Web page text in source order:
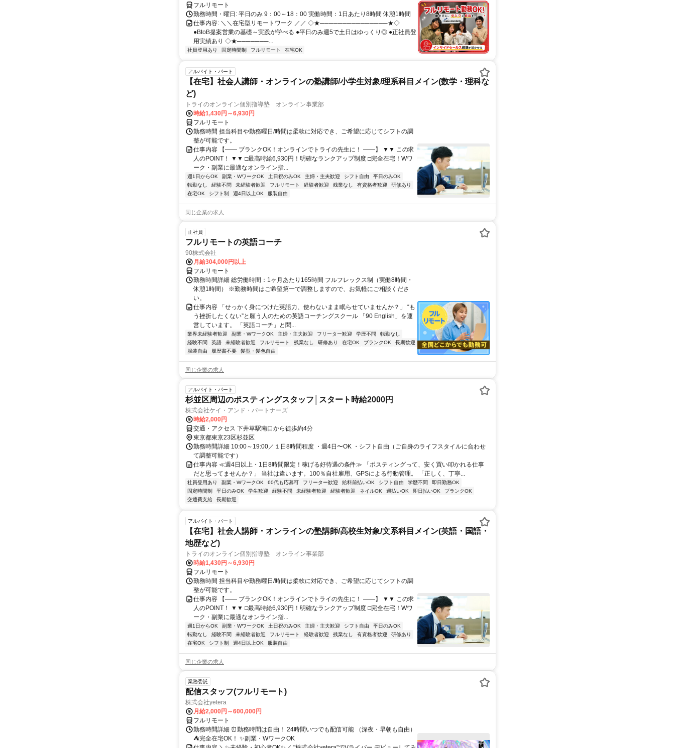
フルリモート
勤務時間・曜日: 平日のみ 9：00～18：00 実働時間：1日あたり8時間 休憩1時間
仕事内容: ＼＼在宅型リモートワーク ／／ ◇★───────────────★◇
●BtoB提案営業の基礎～実践が学べる ●平日のみ週5で土日はゆっくり◎ ●正社員登
用実績あり ◇★───────...
社員登用あり 固定時間制 フルリモート 在宅OK
アルバイト・パート
【在宅】社会人講師・オンラインの塾講師/小学生対象/理系科目メイン(数学・理科な
ど)
トライのオンライン個別指導塾 オンライン事業部
時給1,430円～6,930円
フルリモート
勤務時間 担当科目や勤務曜日/時間は柔軟に対応でき、ご希望に応じてシフトの調
整が可能です。
仕事内容 【―― ブランクOK！オンラインでトライの先生に！ ――】 ▼▼ この求
人のPOINT！ ▼▼ □最高時給6,930円！明確なランクアップ制度 □完全在宅！Wワ
ーク・副業に最適なオンライン指...
週1日からOK 副業・WワークOK 土日祝のみOK 主婦・主夫歓迎 シフト自由
平日のみOK
転勤なし
経験不問 未経験者歓迎 フルリモート 経験者歓迎 残業なし 有資格者歓迎
研修あり
在宅OK
シフト制 週4日以上OK 服装自由
同じ企業の求人
正社員
フルリモートの英語コーチ
90株式会社
月給304,000円以上
フルリモート
勤務時間詳細 総労働時間：1ヶ月あたり165時間 フルフレックス制（実働8時間・
休憩1時間） ※勤務時間はご希望第一で調整しますので、お気軽にご相談くださ
い。
仕事内容 「せっかく身につけた英語力、使わないまま眠らせていませんか？」 “も
う挫折したくない”と願う人のための英語コーチングスクール 「90 English」を運
営しています。 「英語コーチ」と聞...
業界未経験者歓迎 副業・WワークOK 主婦・主夫歓迎 フリーター歓迎 学歴不問
転勤なし
経験不問
英語 未経験者歓迎 フルリモート 残業なし 研修あり 在宅OK ブランクOK
長期歓迎
服装自由
履歴書不要 髪型・髪色自由
同じ企業の求人
アルバイト・パート
杉並区周辺のポスティングスタッフ│スタート時給2000円
株式会社ケイ・アンド・パートナーズ
時給2,000円
交通・アクセス 下井草駅南口から徒歩約4分
東京都東京23区杉並区
勤務時間詳細 10:00～19:00／１日8時間程度 ・週4日〜OK ・シフト自由（ご自身のライフスタイルに合わせ
て調整可能です）
仕事内容 ≪週4日以上・1日8時間限定！稼げる好待遇の条件≫ 「ポスティングって、安く買い叩かれる仕事
だと思ってませんか？」 当社は違います。100％自社雇用、GPSによる行動管理。 「正しく、丁寧...
社員登用あり 副業・WワークOK 60代も応募可 フリーター歓迎 給料前払いOK シフト自由 学歴不問
即日勤務OK
固定時間制
平日のみOK 学生歓迎 経験不問 未経験者歓迎 経験者歓迎 ネイルOK 週払いOK 即日払いOK
ブランクOK
交通費支給
長期歓迎
アルバイト・パート
【在宅】社会人講師・オンラインの塾講師/高校生対象/文系科目メイン(英語・国語・
地歴など)
トライのオンライン個別指導塾 オンライン事業部
時給1,430円～6,930円
フルリモート
勤務時間 担当科目や勤務曜日/時間は柔軟に対応でき、ご希望に応じてシフトの調
整が可能です。
仕事内容 【―― ブランクOK！オンラインでトライの先生に！ ――】 ▼▼ この求
人のPOINT！ ▼▼ □最高時給6,930円！明確なランクアップ制度 □完全在宅！Wワ
ーク・副業に最適なオンライン指...
週1日からOK 副業・WワークOK 土日祝のみOK 主婦・主夫歓迎 シフト自由
平日のみOK
転勤なし
経験不問 未経験者歓迎 フルリモート 経験者歓迎 残業なし 有資格者歓迎
研修あり
在宅OK
シフト制 週4日以上OK 服装自由
同じ企業の求人
業務委託
配信スタッフ(フルリモート)
株式会社yetera
月給2,000円～600,000円
フルリモート
勤務時間詳細 ⏰勤務時間は自由！ 24時間いつでも配信可能 （深夜・早朝も自由）
⛺完全在宅OK！ ✨副業・WワークOK